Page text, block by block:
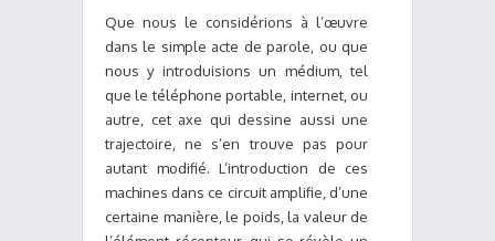
Que nous le considérions à l’œuvre
dans le simple acte de parole, ou que
nous y introduisions un médium, tel
que le téléphone portable, internet, ou
autre, cet axe qui dessine aussi une
trajectoire, ne s’en trouve pas pour
autant modifié. L’introduction de ces
machines dans ce circuit amplifie, d’une
certaine manière, le poids, la valeur de